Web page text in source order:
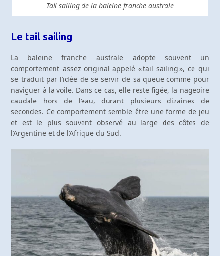
Tail sailing de la baleine franche australe
Le tail sailing
La baleine franche australe adopte souvent un
comportement assez original appelé « tail sailing », ce qui
se traduit par l’idée de se servir de sa queue comme pour
naviguer à la voile. Dans ce cas, elle reste figée, la nageoire
caudale hors de l’eau, durant plusieurs dizaines de
secondes. Ce comportement semble être une forme de jeu
et est le plus souvent observé au large des côtes de
l’Argentine et de l’Afrique du Sud.